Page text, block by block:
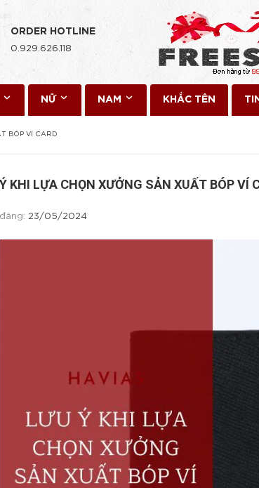
ORDER HOTLINE
0.929.626.118
NỮ NAM KHẮC TÊN
BÓP VÍ CARD
KHI LỰA CHỌN XƯỞNG SẢN XUẤT BÓP VÍ
23/05/2024